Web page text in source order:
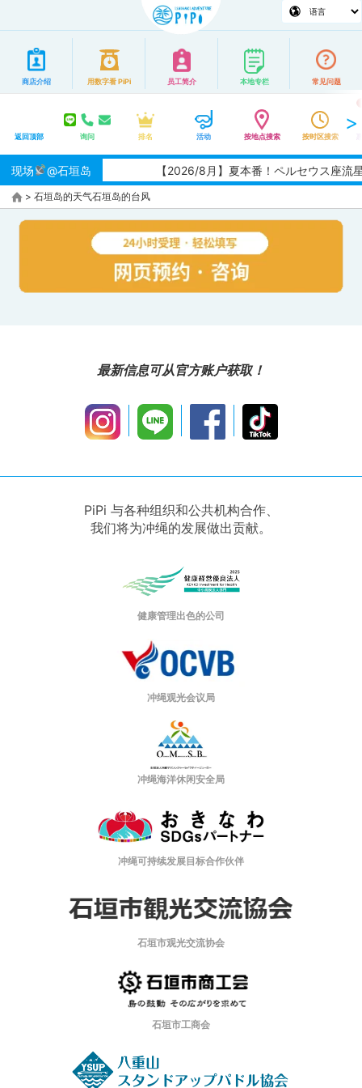
商店介绍 用数字看 PiPi 员工简介 本地专栏 常见问题
返回顶部 询问 排名 活动 按地点搜索 按时区搜索
现场 @石垣岛 【2026/8月】夏本番！ペルセウス座流
> 石垣岛的天气石垣岛的台风
最新信息可从官方账户获取！
PiPi 与各种组织和公共机构合作、
我们将为冲绳的发展做出贡献。
健康管理出色的公司
冲绳观光会议局
冲绳海洋休闲安全局
冲绳可持续发展目标合作伙伴
石垣市观光交流协会
石垣市工商会